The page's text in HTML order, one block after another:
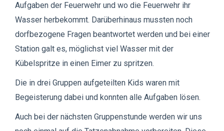
Aufgaben der Feuerwehr und wo die Feuerwehr ihr
Wasser herbekommt. Darüberhinaus mussten noch
dorfbezogene Fragen beantwortet werden und bei einer
Station galt es, möglichst viel Wasser mit der
Kübelspritze in einen Eimer zu spritzen.
Die in drei Gruppen aufgeteilten Kids waren mit
Begeisterung dabei und konnten alle Aufgaben lösen.
Auch bei der nächsten Gruppenstunde werden wir uns